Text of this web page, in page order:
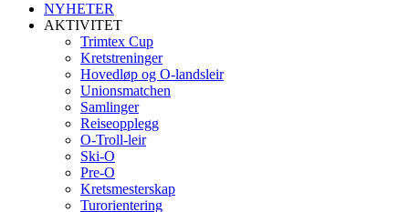
NYHETER
AKTIVITET
Trimtex Cup
Kretstreninger
Hovedløp og O-landsleir
Unionsmatchen
Samlinger
Reiseopplegg
O-Troll-leir
Ski-O
Pre-O
Kretsmesterskap
Turorientering